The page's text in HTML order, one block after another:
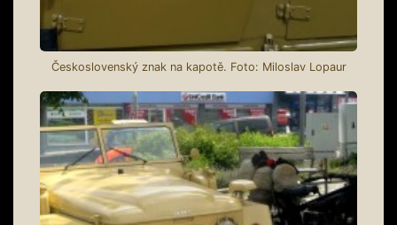
Československý znak na kapotě. Foto: Miloslav Lopaur